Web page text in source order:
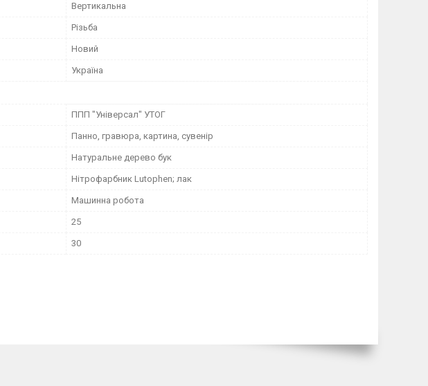
Вертикальна
Різьба
Новий
Україна
ППП "Універсал" УТОГ
Панно, гравюра, картина, сувенір
Натуральне дерево бук
Нітрофарбник Lutophen; лак
Машинна робота
25
30